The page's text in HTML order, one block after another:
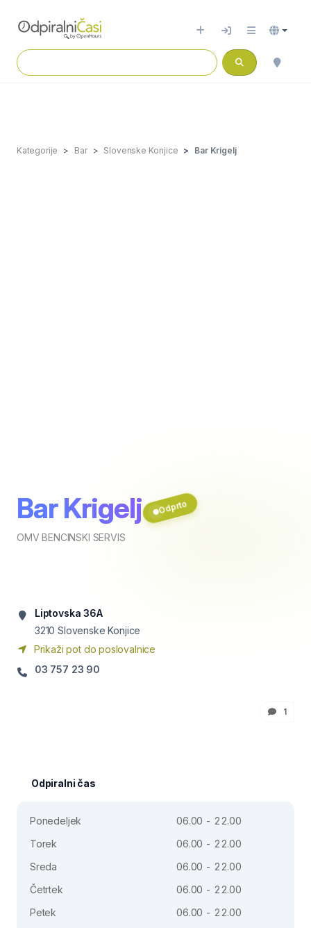
Kategorije Bar Slovenske Konjice Bar Krigelj
Bar Krigelj
OMV BENCINSKI SERVIS
Odprto
Liptovska 36A
3210 Slovenske Konjice
Prikaži pot do poslovalnice
03 757 23 90
1
Odpiralni čas
Ponedeljek
06.00 - 22.00
Torek
06.00 - 22.00
Sreda
06.00 - 22.00
Četrtek
06.00 - 22.00
Petek
06.00 - 22.00